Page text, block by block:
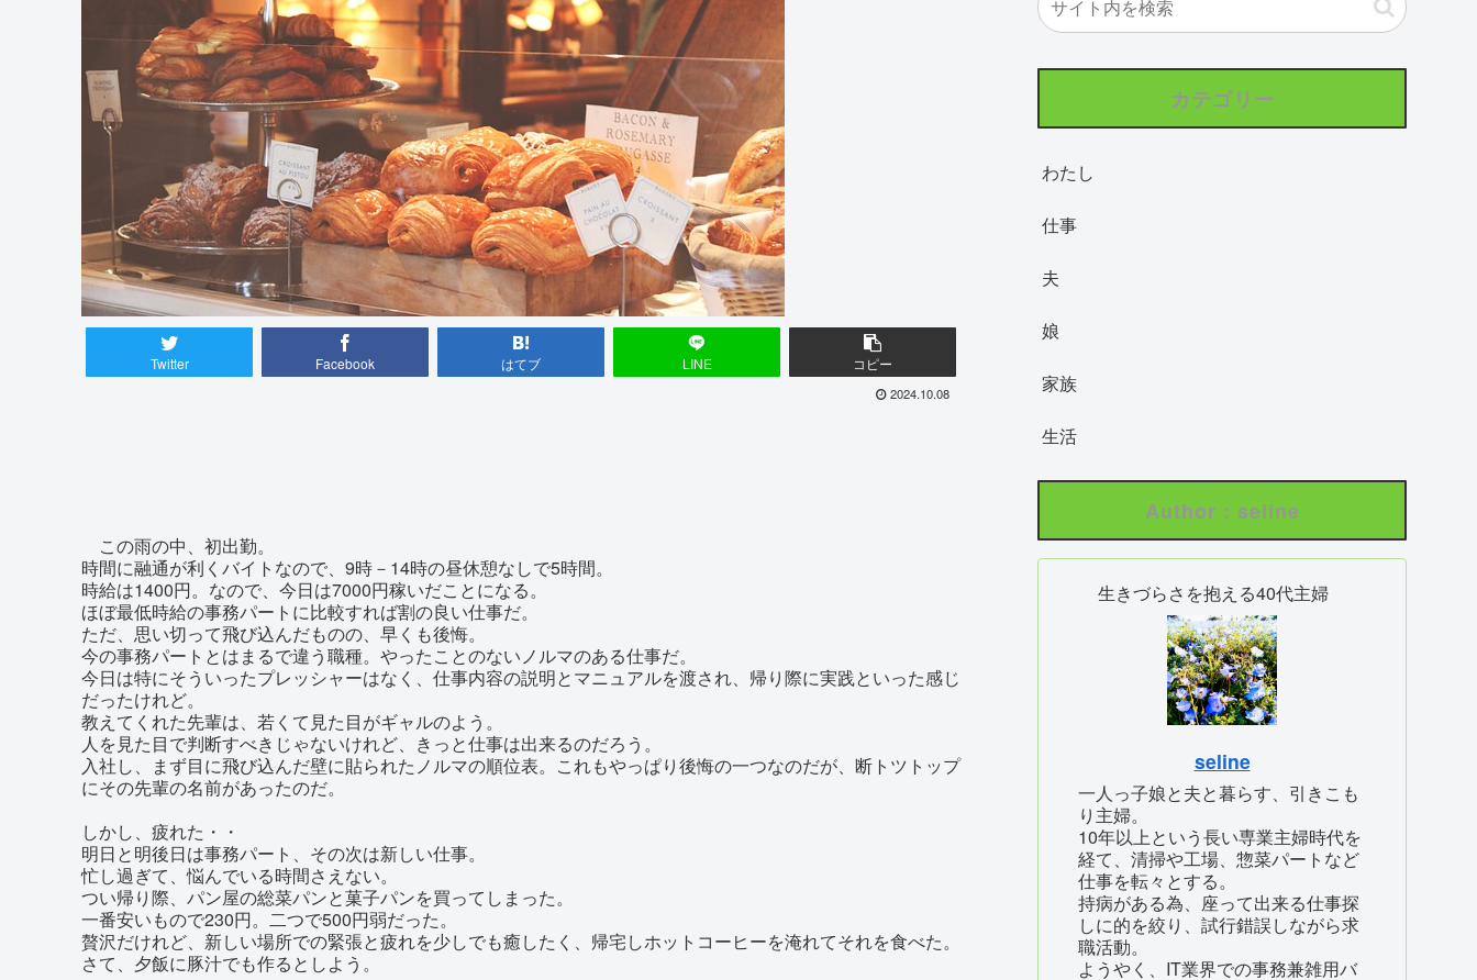
Twitter Facebook はてブ LINE コピー
2024.10.08
この雨の中、初出勤。
時間に融通が利くバイトなので、9時－14時の昼休憩なしで5時間。
時給は1400円。なので、今日は7000円稼いだことになる。
ほぼ最低時給の事務パートに比較すれば割の良い仕事だ。
ただ、思い切って飛び込んだものの、早くも後悔。
今の事務パートとはまるで違う職種。やったことのないノルマのある仕事だ。
今日は特にそういったプレッシャーはなく、仕事内容の説明とマニュアルを渡され、帰り際に実践といった感じ
だったけれど。
教えてくれた先輩は、若くて見た目がギャルのよう。
人を見た目で判断すべきじゃないけれど、きっと仕事は出来るのだろう。
入社し、まず目に飛び込んだ壁に貼られたノルマの順位表。これもやっぱり後悔の一つなのだが、断トツトップ
にその先輩の名前があったのだ。
しかし、疲れた・・
明日と明後日は事務パート、その次は新しい仕事。
忙し過ぎて、悩んでいる時間さえない。
つい帰り際、パン屋の総菜パンと菓子パンを買ってしまった。
一番安いもので230円。二つで500円弱だった。
贅沢だけれど、新しい場所での緊張と疲れを少しでも癒したく、帰宅しホットコーヒーを淹れてそれを食べた。
さて、夕飯に豚汁でも作るとしよう。
カテゴリー
わたし
仕事
夫
娘
家族
生活
Author : seline
生きづらさを抱える40代主婦
seline
一人っ子娘と夫と暮らす、引きこも
り主婦。
10年以上という長い専業主婦時代を
経て、清掃や工場、惣菜パートなど
仕事を転々とする。
持病がある為、座って出来る仕事探
しに的を絞り、試行錯誤しながら求
職活動。
ようやく、IT業界での事務兼雑用バ